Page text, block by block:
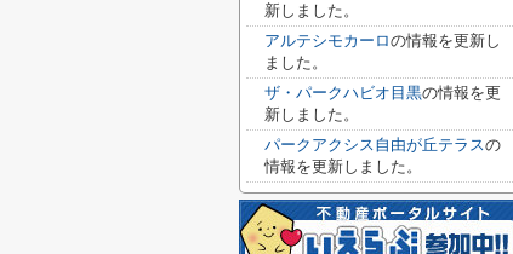
新しました。
アルテシモカーロの情報を更新し
ました。
ザ・パークハビオ目黒の情報を更
新しました。
パークアクシス自由が丘テラスの
情報を更新しました。